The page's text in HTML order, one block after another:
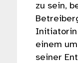
zu sein,
einem
seiner